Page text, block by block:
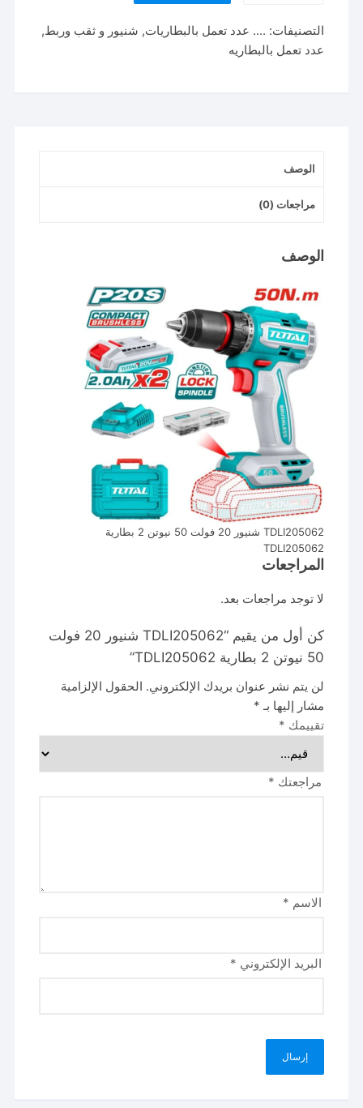
20
فولت
التصنيفات: .... عدد تعمل بالبطاريات, شنيور و ثقب وربط,
عدد تعمل بالبطاريه
الوصف
مراجعات (0)
الوصف
TDLI205062 شنيور 20 فولت 50 نيوتن 2 بطارية
TDLI205062
المراجعات
لا توجد مراجعات بعد.
كن أول من يقيم “TDLI205062 شنيور 20 فولت
50 نيوتن 2 بطارية TDLI205062”
لن يتم نشر عنوان بريدك الإلكتروني. الحقول الإلزامية
مشار إليها بـ *
تقييمك *
مراجعتك *
الاسم *
البريد الإلكتروني *